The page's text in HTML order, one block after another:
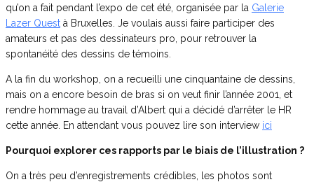
qu’on a fait pendant l’expo de cet été, organisée par la Galerie
Lazer Quest à Bruxelles. Je voulais aussi faire participer des
amateurs et pas des dessinateurs pro, pour retrouver la
spontanéité des dessins de témoins.
A la fin du workshop, on a recueilli une cinquantaine de dessins,
mais on a encore besoin de bras si on veut finir l’année 2001, et
rendre hommage au travail d’Albert qui a décidé d’arrêter le HR
cette année. En attendant vous pouvez lire son interview ici
Pourquoi explorer ces rapports par le biais de l’illustration ?
On a très peu d’enregistrements crédibles, les photos sont